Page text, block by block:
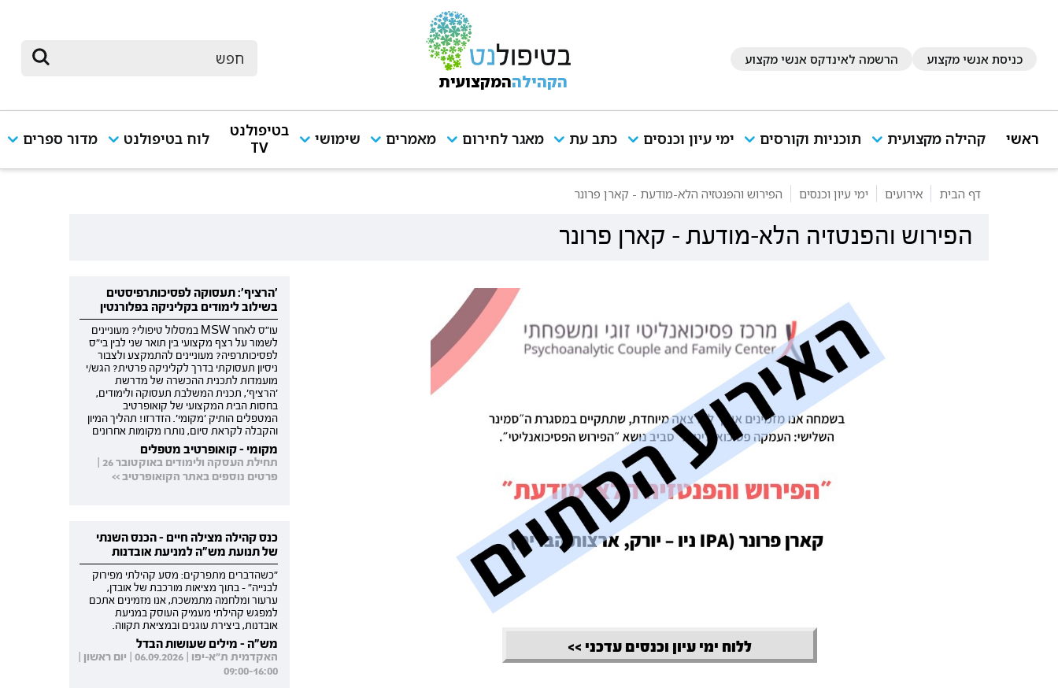
כניסת אנשי מקצוע הרשמה לאינדקס אנשי מקצוע
הקהילההמקצועית
ראשי קהילה מקצועית תוכניות וקורסים ימי עיון וכנסים כתב עת מאגר לחירום מאמרים שימושי
בטיפולנט
TV
לוח בטיפולנט מדור ספרים
דף הבית אירועים ימי עיון וכנסים הפירוש והפנטזיה הלא-מודעת - קארן פרונר
הפירוש והפנטזיה הלא-מודעת - קארן פרונר
ללוח ימי עיון וכנסים עדכני >>
'הרציף': תעסוקה לפסיכותרפיסטים
בשילוב לימודים בקליניקה בפלורנטין
עו"ס לאחר MSW במסלול טיפולי? מעוניינים
לשמור על רצף מקצועי בין תואר שני לבין בי"ס
לפסיכותרפיה? מעוניינים להתמקצע ולצבור
ניסיון תעסוקתי בדרך לקליניקה פרטית? הגש/י
מועמדות לתכנית ההכשרה של מדרשת
'הרציף', תכנית המשלבת תעסוקה ולימודים,
בחסות הבית המקצועי של קואופרטיב
המטפלים הותיק 'מקומי'. הזדרזו! תהליך המיון
והקבלה לקראת סיום, נותרו מקומות אחרונים
מקומי - קואופרטיב מטפלים
תחילת העסקה ולימודים באוקטובר 26 |
פרטים נוספים באתר הקואופרטיב >>
כנס קהילה מצילה חיים - הכנס השנתי
של תנועת מש"ה למניעת אובדנות
"כשהדברים מתפרקים: מסע קהילתי מפירוק
לבנייה" - בתוך מציאות מורכבת של אובדן,
ערעור ומלחמה מתמשכת, אנו מזמינים אתכם
למפגש קהילתי מעמיק העוסק במניעת
אובדנות, ביצירת עוגנים ובמציאת תקווה.
מש"ה - מילים שעושות הבדל
האקדמית ת"א-יפו | 06.09.2026 | יום ראשון |
09:00-16:00